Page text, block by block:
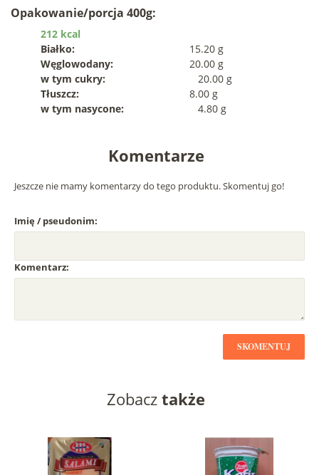
Opakowanie/porcja 400g:
212 kcal
Białko:
15.20 g
Węglowodany:
20.00 g
w tym cukry:
20.00 g
Tłuszcz:
8.00 g
w tym nasycone:
4.80 g
Komentarze
Jeszcze nie mamy komentarzy do tego produktu. Skomentuj go!
Imię / pseudonim:
Komentarz:
SKOMENTUJ
Zobacz także